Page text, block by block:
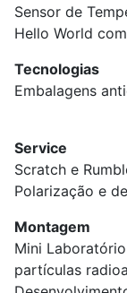
Sensor de
Hello World
Tecnologias
Embalagens
Service
Scratch e
Polarização e
Montagem
Mini
partículas